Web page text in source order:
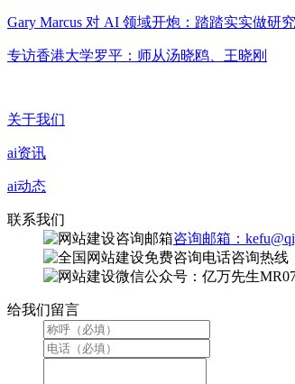
Gary Marcus 对 AI 领域开炮：踏踏实实做研究
专访香港大学罗平：师从汤晓鸥、王晓刚
关于我们
ai资讯
ai动态
联系我们
咨询邮箱：
咨询热线
微信公众号：亿万先生
给我们留言